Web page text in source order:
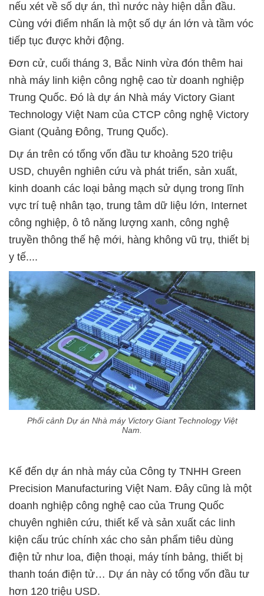
nếu xét về số dự án, thì nước này hiện dẫn đầu.
Cùng với điểm nhấn là một số dự án lớn và tầm vóc
tiếp tục được khởi động.
Đơn cử, cuối tháng 3, Bắc Ninh vừa đón thêm hai
nhà máy linh kiện công nghệ cao từ doanh nghiệp
Trung Quốc. Đó là dự án Nhà máy Victory Giant
Technology Việt Nam của CTCP công nghệ Victory
Giant (Quảng Đông, Trung Quốc).
Dự án trên có tổng vốn đầu tư khoảng 520 triệu
USD, chuyên nghiên cứu và phát triển, sản xuất,
kinh doanh các loại bảng mạch sử dụng trong lĩnh
vực trí tuệ nhân tạo, trung tâm dữ liệu lớn, Internet
công nghiệp, ô tô năng lượng xanh, công nghệ
truyền thông thế hệ mới, hàng không vũ trụ, thiết bị
y tế....
Phối cảnh Dự án Nhà máy Victory Giant Technology Việt
Nam.
Kế đến dự án nhà máy của Công ty TNHH Green
Precision Manufacturing Việt Nam. Đây cũng là một
doanh nghiệp công nghệ cao của Trung Quốc
chuyên nghiên cứu, thiết kế và sản xuất các linh
kiện cấu trúc chính xác cho sản phẩm tiêu dùng
điện tử như loa, điện thoại, máy tính bảng, thiết bị
thanh toán điện tử… Dự án này có tổng vốn đầu tư
hơn 120 triệu USD.